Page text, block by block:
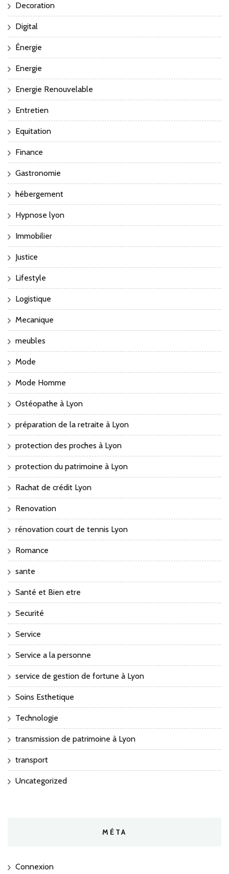
Decoration
Digital
Énergie
Energie
Energie Renouvelable
Entretien
Equitation
Finance
Gastronomie
hébergement
Hypnose lyon
Immobilier
Justice
Lifestyle
Logistique
Mecanique
meubles
Mode
Mode Homme
Ostéopathe à Lyon
préparation de la retraite à Lyon
protection des proches à Lyon
protection du patrimoine à Lyon
Rachat de crédit Lyon
Renovation
rénovation court de tennis Lyon
Romance
sante
Santé et Bien etre
Securité
Service
Service a la personne
service de gestion de fortune à Lyon
Soins Esthetique
Technologie
transmission de patrimoine à Lyon
transport
Uncategorized
MÉTA
Connexion